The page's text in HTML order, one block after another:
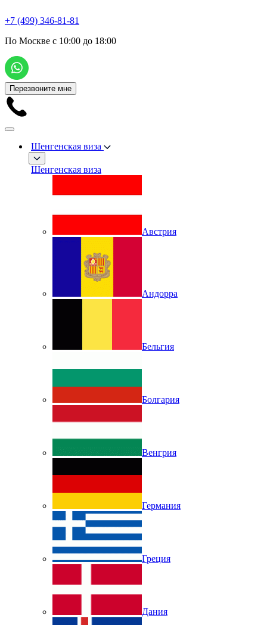
+7 (499) 346-81-81
По Москве с 10:00 до 18:00
Перезвоните мне
Шенгенская виза
Шенгенская виза
Австрия
Андорра
Бельгия
Болгария
Венгрия
Германия
Греция
Дания